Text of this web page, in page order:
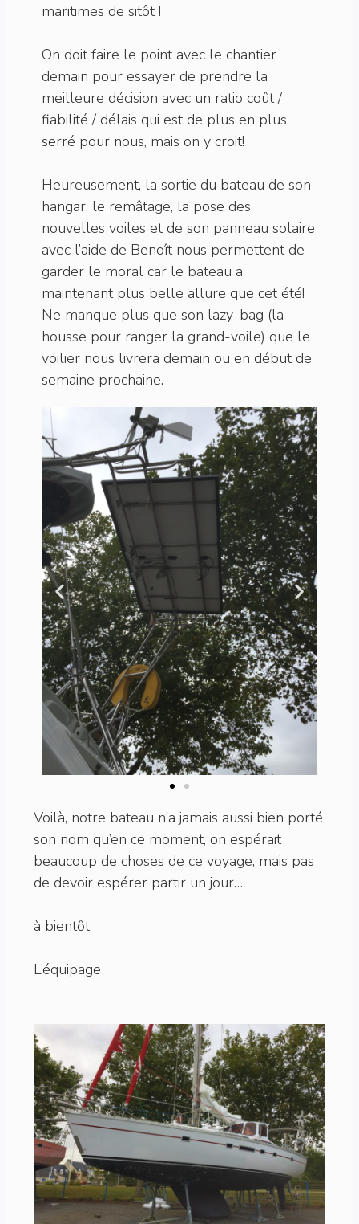
maritimes de sitôt !
On doit faire le point avec le chantier
demain pour essayer de prendre la
meilleure décision avec un ratio coût /
fiabilité / délais qui est de plus en plus
serré pour nous, mais on y croit!
Heureusement, la sortie du bateau de son
hangar, le remâtage, la pose des
nouvelles voiles et de son panneau solaire
avec l’aide de Benoît nous permettent de
garder le moral car le bateau a
maintenant plus belle allure que cet été!
Ne manque plus que son lazy-bag (la
housse pour ranger la grand-voile) que le
voilier nous livrera demain ou en début de
semaine prochaine.
Voilà, notre bateau n’a jamais aussi bien porté
son nom qu’en ce moment, on espérait
beaucoup de choses de ce voyage, mais pas
de devoir espérer partir un jour…
à bientôt
L’équipage